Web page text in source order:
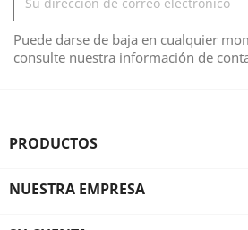
Puede darse de baja en cualquier
consulte nuestra información de
PRODUCTOS
NUESTRA EMPRESA